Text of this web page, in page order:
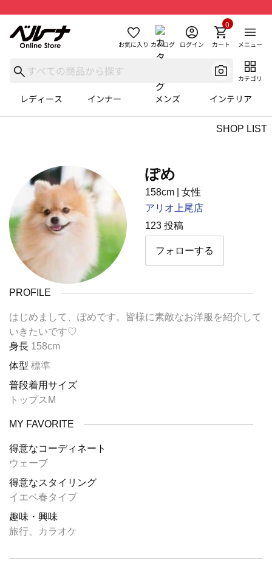
お気に入り カタログ ログイン カート
0
メニュー
カテゴリ
レディース インナー メンズ インテリア
SHOP LIST
ぽめ
158cm
⼥性
アリオ上尾店
123 投稿
フォローする
PROFILE
はじめまして、ぽめです。皆様に素敵なお洋服を紹介して
いきたいです♡
身長 158cm
体型 標準
普段着用サイズ
トップスM
MY FAVORITE
得意なコーディネート
ウェーブ
得意なスタイリング
イエベ春タイプ
趣味・興味
旅行、カラオケ